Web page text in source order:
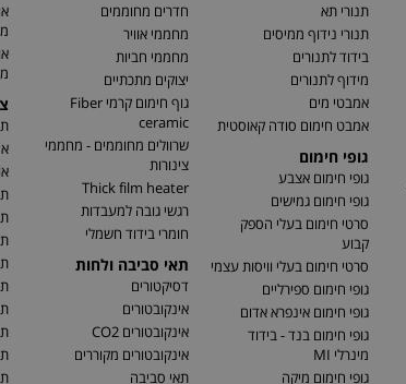
תנורי תא
תנורי נידוף ממיסים
בידוד לתנורים
מידוף לתנורים
אמבטי מים
אמבט חימום סודה קאוסטית
גופי חימום
גופי חימום אצבע
גופי חימום גמישים
סרטי חימום בעלי הספק
קבוע
סרטי חימום בעלי וויסות עצמי
גופי חימום ספירליים
גופי חימום אינפרא אדום
גופי חימום בנד - בידוד
מינרלי MI
גופי חימום מיקה
חדרים מחוממים
מחממי אוויר
מחממי חביות
יצוקים מתכתיים
גוף חימום קרמי Fiber
ceramic
שרוולים מחוממים - מחממי
צינורות
Thick film heater
רגשי גובה למעבדות
חומרי בידוד חשמלי
תאי סביבה ולחות
דסיקטורים
אינקובטורים
אינקובטורים CO2
אינקובטורים מקוררים
תאי סביבה